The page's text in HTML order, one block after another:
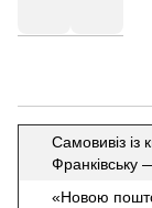
Самовивіз із
Франківську
«Новою